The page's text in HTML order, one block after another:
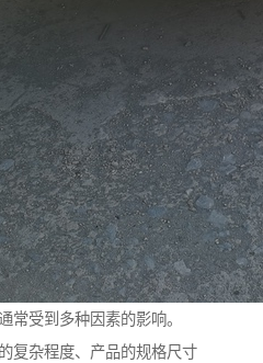
常受到多种因素的影响。
复杂程度、产品的规格尺寸